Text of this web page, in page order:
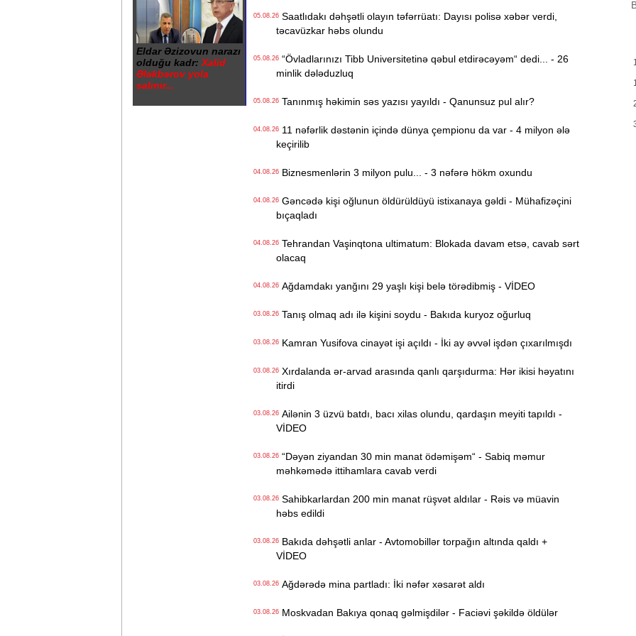
Eldar Əzizovun narazı
olduğu kadr: Xalid
Ələkbərov yola
salınır...
05.08.26Saatlıdakı dəhşətli olayın təfərrüatı: Dayısı polisə xəbər verdi,
təcavüzkar həbs olundu
05.08.26“Övladlarınızı Tibb Universitetinə qəbul etdirəcəyəm“ dedi... - 26
minlik dələduzluq
05.08.26Tanınmış həkimin səs yazısı yayıldı - Qanunsuz pul alır?
04.08.2611 nəfərlik dəstənin içində dünya çempionu da var - 4 milyon ələ
keçirilib
04.08.26Biznesmenlərin 3 milyon pulu... - 3 nəfərə hökm oxundu
04.08.26Gəncədə kişi oğlunun öldürüldüyü istixanaya gəldi - Mühafizəçini
bıçaqladı
04.08.26Tehrandan Vaşinqtona ultimatum: Blokada davam etsə, cavab sərt
olacaq
04.08.26Ağdamdakı yanğını 29 yaşlı kişi belə törədibmiş - VİDEO
03.08.26Tanış olmaq adı ilə kişini soydu - Bakıda kuryoz oğurluq
03.08.26Kamran Yusifova cinayət işi açıldı - İki ay əvvəl işdən çıxarılmışdı
03.08.26Xırdalanda ər-arvad arasında qanlı qarşıdurma: Hər ikisi həyatını
itirdi
03.08.26Ailənin 3 üzvü batdı, bacı xilas olundu, qardaşın meyiti tapıldı -
VİDEO
03.08.26“Dəyən ziyandan 30 min manat ödəmişəm“ - Sabiq məmur
məhkəmədə ittihamlara cavab verdi
03.08.26Sahibkarlardan 200 min manat rüşvət aldılar - Rəis və müavin
həbs edildi
03.08.26Bakıda dəhşətli anlar - Avtomobillər torpağın altında qaldı +
VİDEO
03.08.26Ağdərədə mina partladı: İki nəfər xəsarət aldı
03.08.26Moskvadan Bakıya qonaq gəlmişdilər - Faciəvi şəkildə öldülər